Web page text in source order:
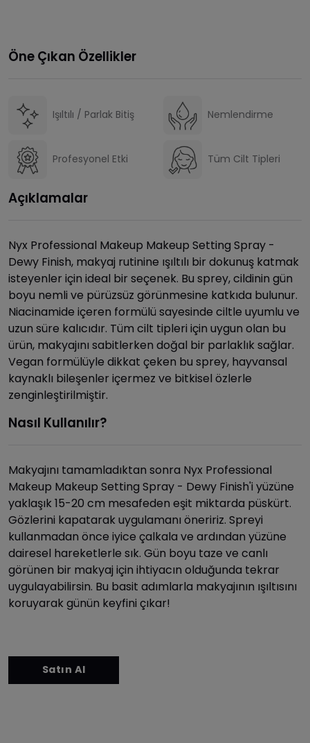
Öne Çıkan Özellikler
Işıltılı / Parlak Bitiş Nemlendirme
Profesyonel Etki Tüm Cilt Tipleri
Açıklamalar
Nyx Professional Makeup Makeup Setting Spray -
Dewy Finish, makyaj rutinine ışıltılı bir dokunuş katmak
isteyenler için ideal bir seçenek. Bu sprey, cildinin gün
boyu nemli ve pürüzsüz görünmesine katkıda bulunur.
Niacinamide içeren formülü sayesinde ciltle uyumlu ve
uzun süre kalıcıdır. Tüm cilt tipleri için uygun olan bu
ürün, makyajını sabitlerken doğal bir parlaklık sağlar.
Vegan formülüyle dikkat çeken bu sprey, hayvansal
kaynaklı bileşenler içermez ve bitkisel özlerle
zenginleştirilmiştir.
Nasıl Kullanılır?
Makyajını tamamladıktan sonra Nyx Professional
Makeup Makeup Setting Spray - Dewy Finish'i yüzüne
yaklaşık 15-20 cm mesafeden eşit miktarda püskürt.
Gözlerini kapatarak uygulamanı öneririz. Spreyi
kullanmadan önce iyice çalkala ve ardından yüzüne
dairesel hareketlerle sık. Gün boyu taze ve canlı
görünen bir makyaj için ihtiyacın olduğunda tekrar
uygulayabilirsin. Bu basit adımlarla makyajının ışıltısını
koruyarak günün keyfini çıkar!